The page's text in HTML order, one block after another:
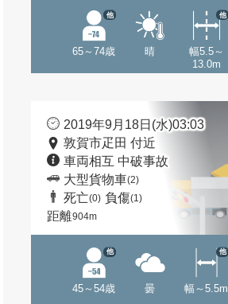
65～74歳
他
晴
幅5.5～
13.0m
他
2019年9月18日(水)03:03
敦賀市疋田 付近
車両相互 中破事故
大型貨物車(2)
死亡(0) 負傷(1)
距離904m
45～54歳
他
曇 幅～5.5m
他